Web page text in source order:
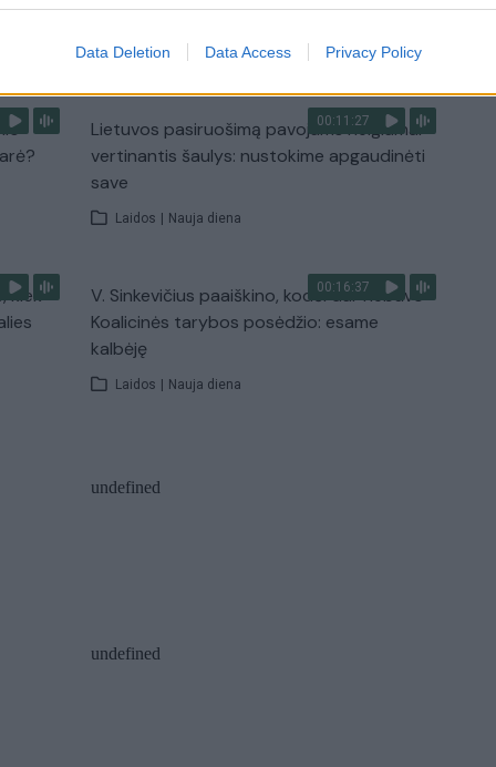
Data Deletion Data Access Privacy Policy
Visi įrašai
00:11:27
Lietuvos pasiruošimą pavojams neigiamai
vertinantis šaulys: nustokime apgaudinėti
save
Laidos | Nauja diena
kiek
00:16:37
V. Sinkevičius paaiškino, kodėl dar nebuvo
Koalicinės tarybos posėdžio: esame
kalbėję
Laidos | Nauja diena